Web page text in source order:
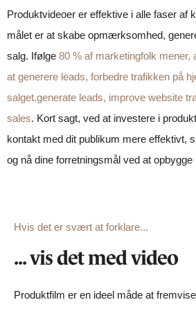
Produktvideoer er effektive i alle faser af
målet er at skabe opmærksomhed,
salg. Ifølge 80 % af marketingfolk
at generere leads, forbedre trafikken på
salget.generate leads, improve website
sales. Kort sagt, ved at investere i
kontakt med dit publikum mere effektivt,
og nå dine forretningsmål ved at
Hvis det er svært at forklare...
... vis det med video
Produktfilm er en ideel måde at